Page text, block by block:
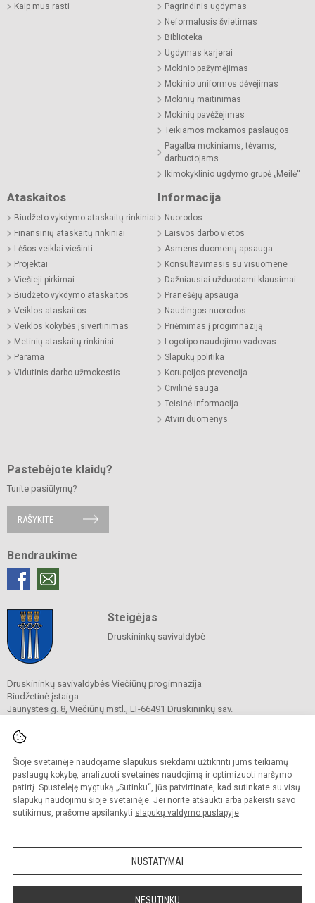
Šioje svetainėje naudojame slapukus siekdami užtikrinti jums teikiamų
paslaugų kokybę, analizuoti svetainės naudojimą ir optimizuoti naršymo
patirtį. Spustelėję mygtuką „Sutinku“, jūs patvirtinate, kad sutinkate su visų
slapukų naudojimu šioje svetainėje. Jei norite atšaukti arba pakeisti savo
sutikimus, prašome apsilankyti slapukų valdymo puslapyje.
NUSTATYMAI
NESUTINKU
Kaip mus rasti
Pagrindinis ugdymas
Neformalusis švietimas
Biblioteka
Ugdymas karjerai
Mokinio pažymėjimas
Mokinio uniformos dėvėjimas
Mokinių maitinimas
Mokinių pavėžėjimas
Teikiamos mokamos paslaugos
Pagalba mokiniams, tėvams,
darbuotojams
Ikimokyklinio ugdymo grupė „Meilė“
Ataskaitos
Biudžeto vykdymo ataskaitų rinkiniai
Finansinių ataskaitų rinkiniai
Lėšos veiklai viešinti
Projektai
Viešieji pirkimai
Biudžeto vykdymo ataskaitos
Veiklos ataskaitos
Veiklos kokybės įsivertinimas
Metinių ataskaitų rinkiniai
Parama
Vidutinis darbo užmokestis
Informacija
Nuorodos
Laisvos darbo vietos
Asmens duomenų apsauga
Konsultavimasis su visuomene
Dažniausiai užduodami klausimai
Pranešėjų apsauga
Naudingos nuorodos
Priėmimas į progimnaziją
Logotipo naudojimo vadovas
Slapukų politika
Korupcijos prevencija
Civilinė sauga
Teisinė informacija
Atviri duomenys
Pastebėjote klaidų?
Turite pasiūlymų?
RAŠYKITE
Bendraukime
Steigėjas
Druskininkų savivaldybė
Druskininkų savivaldybės Viečiūnų progimnazija
Biudžetinė įstaiga
Jaunystės g. 8, Viečiūnų mstl., LT-66491 Druskininkų sav.
El. p.
Duomenys kaupiami ir saugomi
Juridinių asmenų registre
Įstaigos kodas 190108418
El. pristatymo dėžutės adresas 190108418
Kopijuoti turinį be raštiško progimnazijos sutikimo griežtai draudžiama.
Prieinamumo paraiška Slapukų valdymas
Sumanus būdas atnaujinti